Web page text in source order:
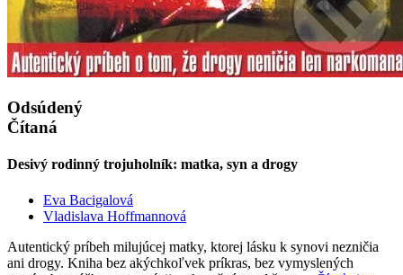
Odsúdený
Čítaná
Desivý rodinný trojuholník: matka, syn a drogy
Eva Bacigalová
Vladislava Hoffmannová
Autentický príbeh milujúcej matky, ktorej lásku k synovi nezničia
ani drogy. Kniha bez akýchkoľvek príkras, bez vymyslených